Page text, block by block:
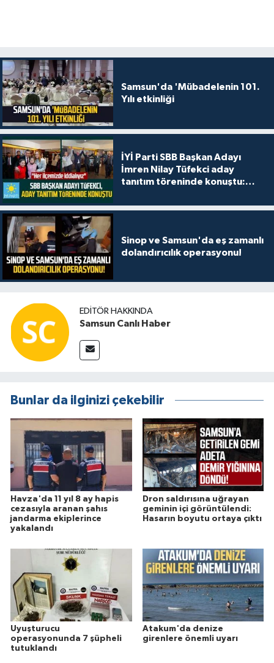
Samsun'da 'Mübadelenin 101.
Yılı etkinliği
İYİ Parti SBB Başkan Adayı
İmren Nilay Tüfekci aday
tanıtım töreninde konuştu:
Sinop ve Samsun'da eş zamanlı
dolandırıcılık operasyonu!
EDITÖR HAKKINDA
Samsun Canlı Haber
Bunlar da ilginizi çekebilir
Havza'da 11 yıl 8 ay hapis
cezasıyla aranan şahıs
jandarma ekiplerince
yakalandı
Dron saldırısına uğrayan
geminin içi görüntülendi:
Hasarın boyutu ortaya çıktı
Uyuşturucu
operasyonunda 7 şüpheli
tutuklandı
Atakum'da denize
girenlere önemli uyarı